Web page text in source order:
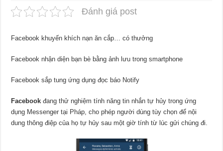
Đánh giá post
Facebook khuyến khích nạn ăn cắp… có thưởng
Facebook nhận diện bạn bè bằng ảnh lưu trong smartphone
Facebook sắp tung ứng dụng đọc báo Notify
Facebookđang thử nghiệm tính năng tin nhắn tự hủy trong ứng
dụng Messenger tại Pháp, cho phép người dùng tùy chọn để nội
dung thông điệp của họ tự hủy sau một giờ tính từ lúc gửi chúng đi.